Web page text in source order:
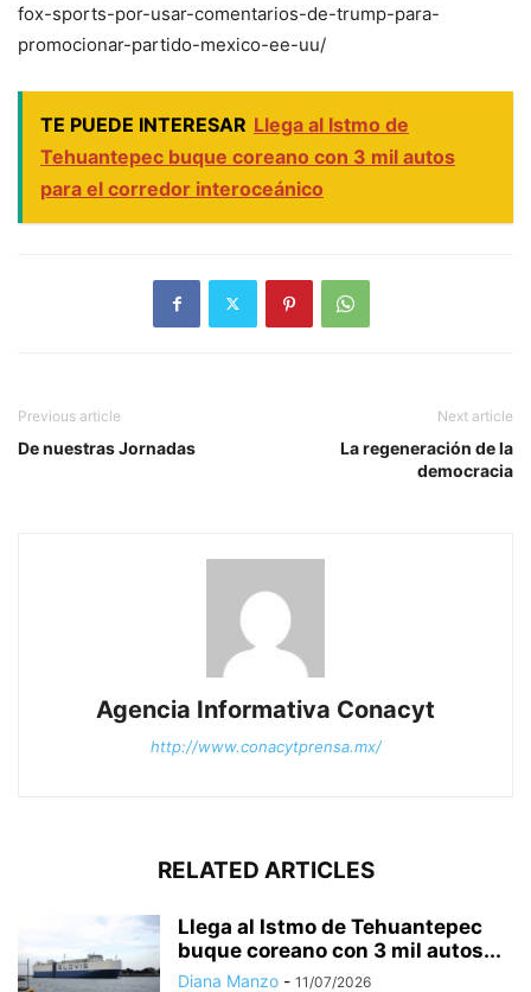
fox-sports-por-usar-comentarios-de-trump-para-
promocionar-partido-mexico-ee-uu/
TE PUEDE INTERESAR Llega al Istmo de
Tehuantepec buque coreano con 3 mil autos
para el corredor interoceánico
Previous article
De nuestras Jornadas
Next article
La regeneración de la
democracia
Agencia Informativa Conacyt
http://www.conacytprensa.mx/
RELATED ARTICLES
Llega al Istmo de Tehuantepec
buque coreano con 3 mil autos...
Diana Manzo - 11/07/2026